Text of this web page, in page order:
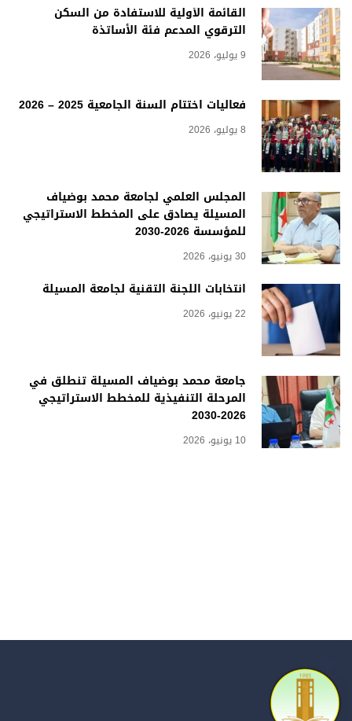
القائمة الأولية للاستفادة من السكن
الترقوي المدعم فئة الأساتذة
9 يوليو، 2026
فعاليات اختتام السنة الجامعية 2025 – 2026
8 يوليو، 2026
المجلس العلمي لجامعة محمد بوضياف
المسيلة يصادق على المخطط الاستراتيجي
للمؤسسة 2026-2030
30 يونيو، 2026
انتخابات اللجنة التقنية لجامعة المسيلة
22 يونيو، 2026
جامعة محمد بوضياف المسيلة تنطلق في
المرحلة التنفيذية للمخطط الاستراتيجي
2026-2030
10 يونيو، 2026